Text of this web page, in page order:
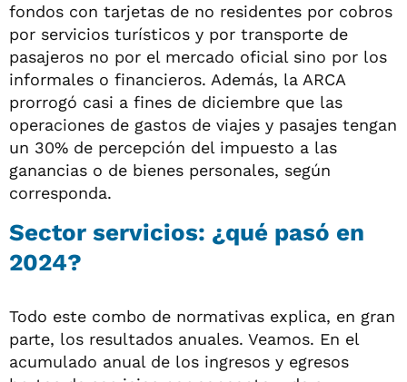
fondos con tarjetas de no residentes por cobros
por servicios turísticos y por transporte de
pasajeros no por el mercado oficial sino por los
informales o financieros. Además, la ARCA
prorrogó casi a fines de diciembre que las
operaciones de gastos de viajes y pasajes tengan
un 30% de percepción del impuesto a las
ganancias o de bienes personales, según
corresponda.
Sector servicios: ¿qué pasó en
2024?
Todo este combo de normativas explica, en gran
parte, los resultados anuales. Veamos. En el
acumulado anual de los ingresos y egresos